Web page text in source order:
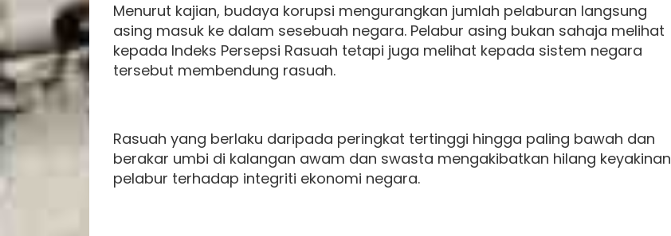
Menurut kajian, budaya korupsi mengurangkan jumlah pelaburan langsung
asing masuk ke dalam sesebuah negara. Pelabur asing bukan sahaja melihat
kepada Indeks Persepsi Rasuah tetapi juga melihat kepada sistem negara
tersebut membendung rasuah.
Rasuah yang berlaku daripada peringkat tertinggi hingga paling bawah dan
berakar umbi di kalangan awam dan swasta mengakibatkan hilang keyakinan
pelabur terhadap integriti ekonomi negara.